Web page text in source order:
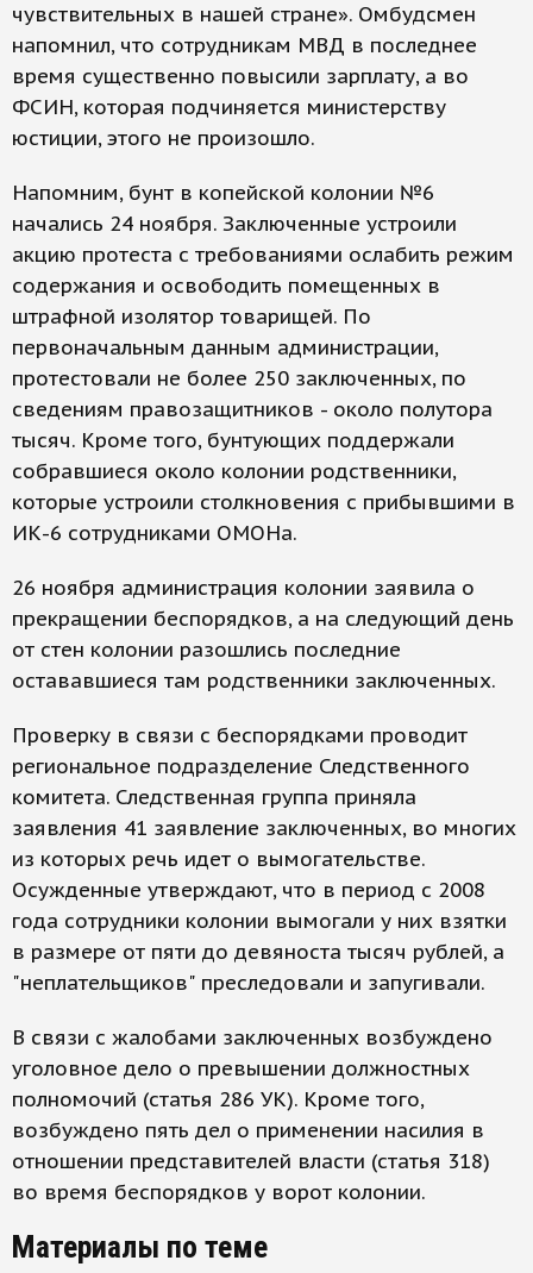
чувствительных в нашей стране». Омбудсмен
напомнил, что сотрудникам МВД в последнее
время существенно повысили зарплату, а во
ФСИН, которая подчиняется министерству
юстиции, этого не произошло.
Напомним, бунт в копейской колонии №6
начались 24 ноября. Заключенные устроили
акцию протеста с требованиями ослабить режим
содержания и освободить помещенных в
штрафной изолятор товарищей. По
первоначальным данным администрации,
протестовали не более 250 заключенных, по
сведениям правозащитников - около полутора
тысяч. Кроме того, бунтующих поддержали
собравшиеся около колонии родственники,
которые устроили столкновения с прибывшими в
ИК-6 сотрудниками ОМОНа.
26 ноября администрация колонии заявила о
прекращении беспорядков, а на следующий день
от стен колонии разошлись последние
остававшиеся там родственники заключенных.
Проверку в связи с беспорядками проводит
региональное подразделение Следственного
комитета. Следственная группа приняла
заявления 41 заявление заключенных, во многих
из которых речь идет о вымогательстве.
Осужденные утверждают, что в период с 2008
года сотрудники колонии вымогали у них взятки
в размере от пяти до девяноста тысяч рублей, а
"неплательщиков" преследовали и запугивали.
В связи с жалобами заключенных возбуждено
уголовное дело о превышении должностных
полномочий (статья 286 УК). Кроме того,
возбуждено пять дел о применении насилия в
отношении представителей власти (статья 318)
во время беспорядков у ворот колонии.
Материалы по теме